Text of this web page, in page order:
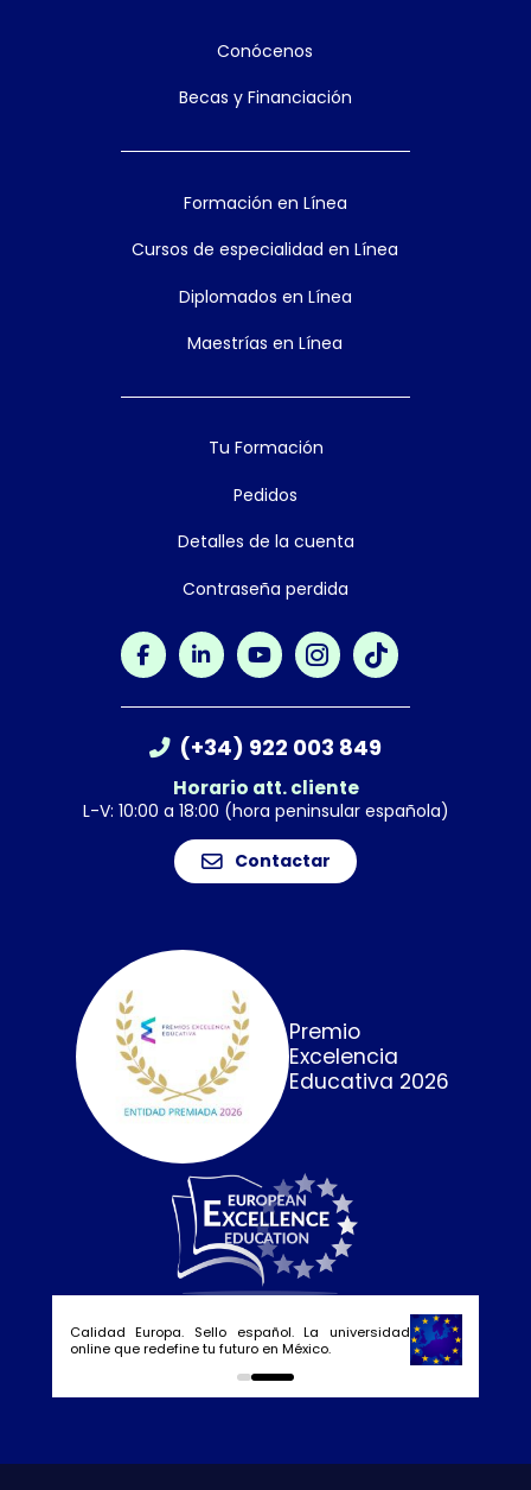
Conócenos
Becas y Financiación
Formación en Línea
Cursos de especialidad en Línea
Diplomados en Línea
Maestrías en Línea
Tu Formación
Pedidos
Detalles de la cuenta
Contraseña perdida
(+34) 922 003 849
Horario att. cliente
L-V: 10:00 a 18:00 (hora peninsular española)
Contactar
Premio
Excelencia
Educativa 2026
Calidad Europa. Sello español. La universidad
online que redefine tu futuro en México.
0 1